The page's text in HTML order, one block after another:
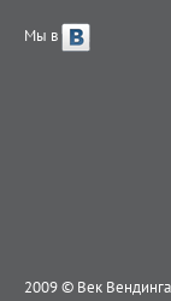
Мы в
2009 © Век Вендинга